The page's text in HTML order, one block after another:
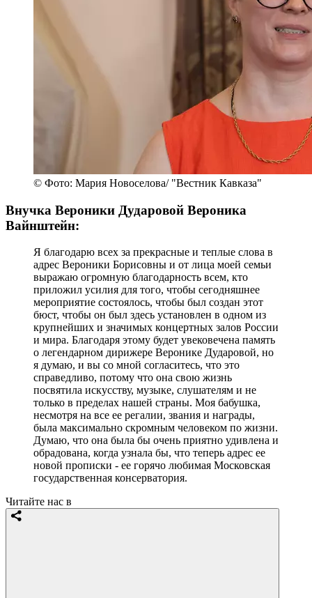
© Фото: Мария Новоселова/ "Вестник Кавказа"
Внучка Вероники Дударовой Вероника
Вайнштейн:
Я благодарю всех за прекрасные и теплые слова в
адрес Вероники Борисовны и от лица моей семьи
выражаю огромную благодарность всем, кто
приложил усилия для того, чтобы сегодняшнее
мероприятие состоялось, чтобы был создан этот
бюст, чтобы он был здесь установлен в одном из
крупнейших и значимых концертных залов России
и мира. Благодаря этому будет увековечена память
о легендарном дирижере Веронике Дударовой, но
я думаю, и вы со мной согласитесь, что это
справедливо, потому что она свою жизнь
посвятила искусству, музыке, слушателям и не
только в пределах нашей страны. Моя бабушка,
несмотря на все ее регалии, звания и награды,
была максимально скромным человеком по жизни.
Думаю, что она была бы очень приятно удивлена и
обрадована, когда узнала бы, что теперь адрес ее
новой прописки - ее горячо любимая Московская
государственная консерватория.
Читайте нас в